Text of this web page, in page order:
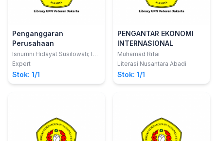
Penganggaran
Perusahaan
Isnurrini Hidayat Susilowati; Ida
Zuniarti
Expert
Stok: 1/1
PENGANTAR EKONOMI
INTERNASIONAL
Muhamad Rifai
Literasi Nusantara Abadi
Stok: 1/1